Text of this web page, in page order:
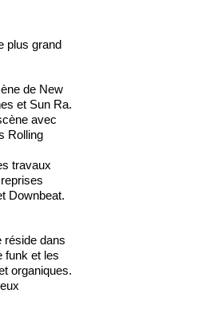
plus grand
de New
et Sun Ra.
avec
Rolling
travaux
Downbeat.
réside dans
funk et les
organiques.